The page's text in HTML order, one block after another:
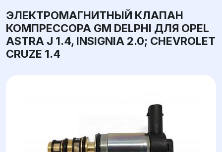
ЭЛЕКТРОМАГНИТНЫЙ КЛАПАН
КОМПРЕССОРА GM DELPHI ДЛЯ OPEL
ASTRA J 1.4, INSIGNIA 2.0; CHEVROLET
CRUZE 1.4